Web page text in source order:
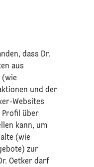
dass Dr.
aus
(wie
und der
Websites
Profil über
kann, um
(wie
zur
Oetker darf